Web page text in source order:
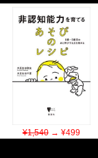
¥1,540→ ¥499